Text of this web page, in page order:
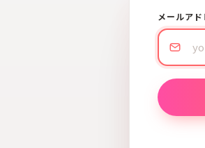
メールア